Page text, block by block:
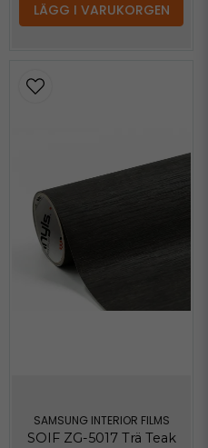
LÄGG I VARUKORGEN
SAMSUNG INTERIOR FILMS
SOIF ZG-5017 Trä Teak